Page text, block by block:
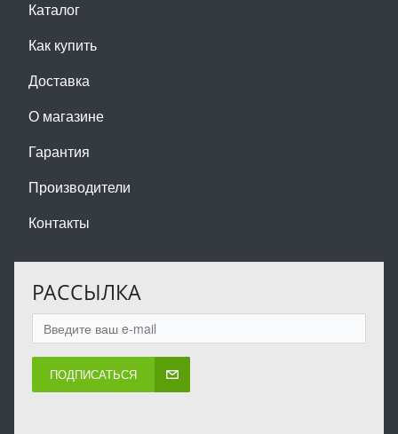
Каталог
Как купить
Доставка
О магазине
Гарантия
Производители
Контакты
РАССЫЛКА
ПОДПИСАТЬСЯ